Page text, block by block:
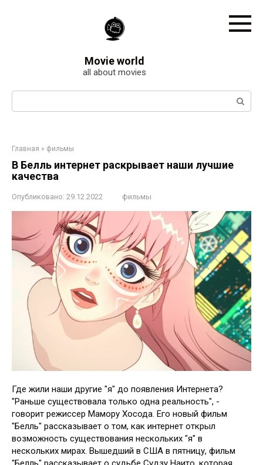
Movie world
all about movies
Поиск:
Главная » фильмы
В Белль интернет раскрывает наши лучшие
качества
Опубликовано: 29.12.2022 фильмы
Где жили наши другие "я" до появления Интернета?
"Раньше существовала только одна реальность", -
говорит режиссер Мамору Хосода. Его новый фильм
"Белль" рассказывает о том, как интернет открыл
возможность существования нескольких "я" в
нескольких мирах. Вышедший в США в пятницу, фильм